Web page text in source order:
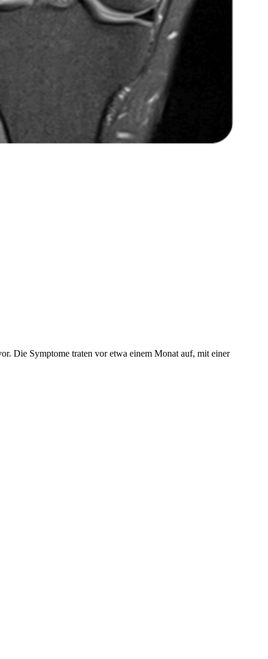
Die Symptome traten vor etwa einem Monat auf, mit einer